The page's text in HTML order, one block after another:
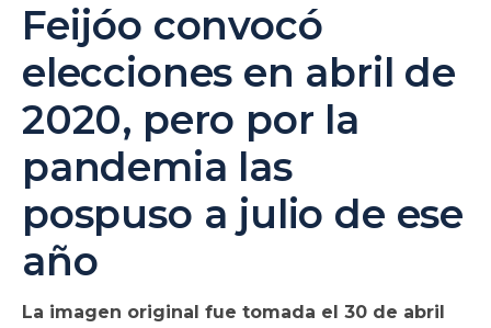
Feijóo convocó
elecciones en abril de
2020, pero por la
pandemia las
pospuso a julio de ese
año
La imagen original fue tomada el 30 de abril